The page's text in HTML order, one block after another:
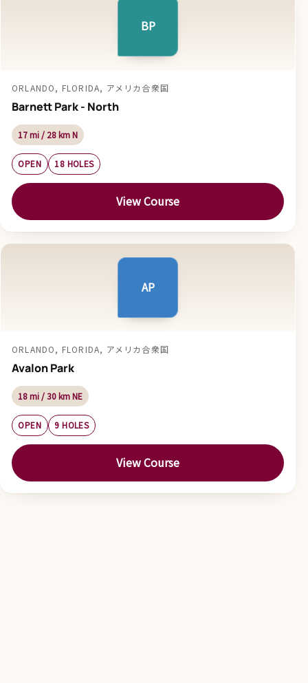
BP
ORLANDO, FLORIDA, アメリカ合衆国
Barnett Park - North
17 mi / 28 km N
OPEN 18 HOLES
View Course
AP
ORLANDO, FLORIDA, アメリカ合衆国
Avalon Park
18 mi / 30 km NE
OPEN 9 HOLES
View Course